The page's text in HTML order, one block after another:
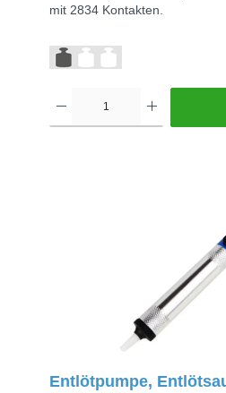
mit 2834 Kontakten.
Entlötpumpe,